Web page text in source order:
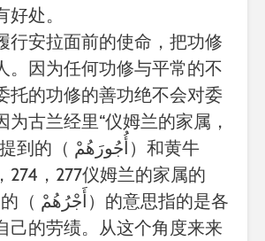
处。
行安拉面前的使命，把功修
。因为任何功修与平常的不
托的功修的善功绝不会对委
为古兰经里“仪姆兰的家属，
妇女”等节里提到的（ أُجُورَهُمْ）和黄牛
， 274 ， 277仪姆兰的家属的
（ أَجْرُهُمْ ）的意思指的是各
己的劳绩。从这个角度来来